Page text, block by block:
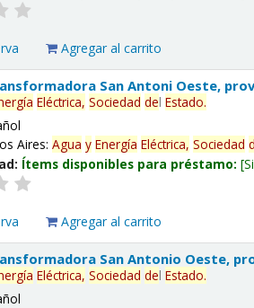
Agregar al carrito
San Antoni Oeste,
Eléctrica, Sociedad delEstado.
Aires:Agua y Energía Eléctrica, Sociedad
Ítems disponibles para préstamo:
Agregar al carrito
San Antonio Oeste,
Eléctrica, Sociedad delEstado.